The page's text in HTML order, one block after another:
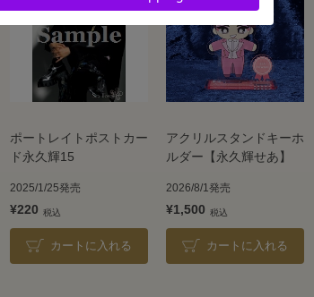
ポートレイトポストカー
ド永久輝15
2025/1/25発売
¥220
カートに入れる
アクリルスタンドキーホ
ルダー【永久輝せあ】
2026/8/1発売
¥1,500
カートに入れる